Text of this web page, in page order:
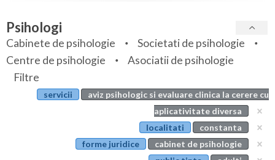
Bihor
Bistrita-Nasaud
Botosani
Specialitati
Servicii
Articole
Evenimente
Psihologi
Cabinete de psihologie
Societati de psihologie
Centre de psihologie
Asociatii de psihologie
Filtre
servicii
aviz psihologic si evaluare clinica la cerere cu
aplicativitate diversa
localitati
constanta
forme juridice
cabinet de psihologie